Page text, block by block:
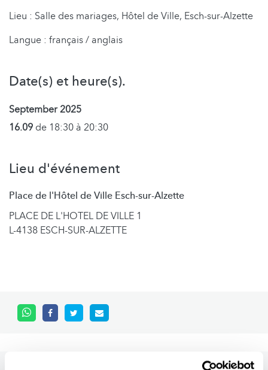
Lieu : Salle des mariages, Hôtel de Ville, Esch-sur-Alzette
Langue : français / anglais
Date(s) et heure(s).
September 2025
16.09 de 18:30 à 20:30
Lieu d'événement
Place de l'Hôtel de Ville Esch-sur-Alzette
PLACE DE L'HOTEL DE VILLE 1
L-4138 ESCH-SUR-ALZETTE